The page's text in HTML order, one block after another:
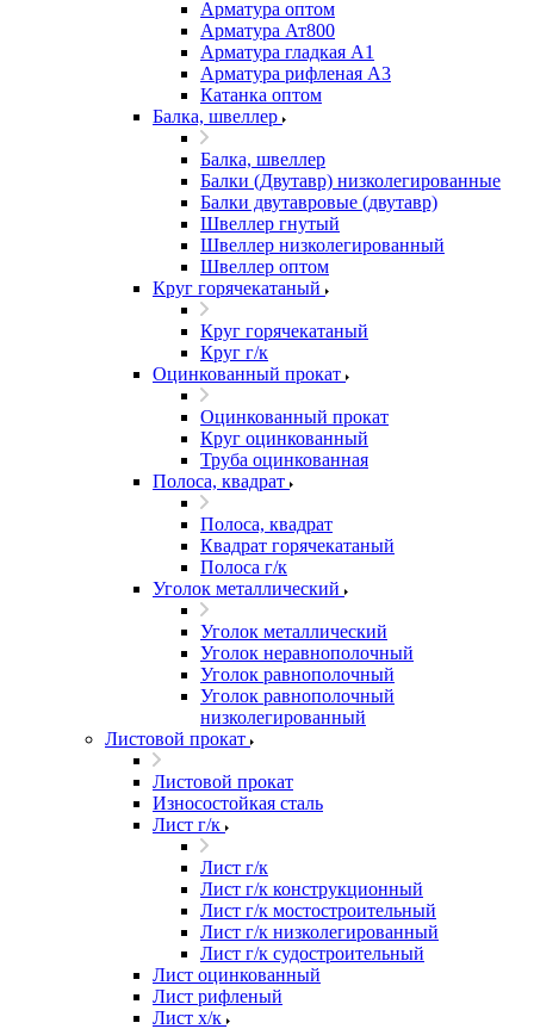
Арматура оптом
Арматура Ат800
Арматура гладкая А1
Арматура рифленая А3
Катанка оптом
Балка, швеллер
Балка, швеллер
Балки (Двутавр) низколегированные
Балки двутавровые (двутавр)
Швеллер гнутый
Швеллер низколегированный
Швеллер оптом
Круг горячекатаный
Круг горячекатаный
Круг г/к
Оцинкованный прокат
Оцинкованный прокат
Круг оцинкованный
Труба оцинкованная
Полоса, квадрат
Полоса, квадрат
Квадрат горячекатаный
Полоса г/к
Уголок металлический
Уголок металлический
Уголок неравнополочный
Уголок равнополочный
Уголок равнополочный
низколегированный
Листовой прокат
Листовой прокат
Износостойкая сталь
Лист г/к
Лист г/к
Лист г/к конструкционный
Лист г/к мостостроительный
Лист г/к низколегированный
Лист г/к судостроительный
Лист оцинкованный
Лист рифленый
Лист х/к